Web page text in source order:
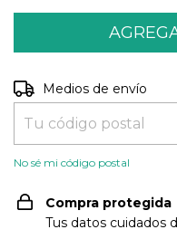
Entregas para el CP:
Medios de envío
No sé mi código postal
Compra protegida
Tus datos cuidados